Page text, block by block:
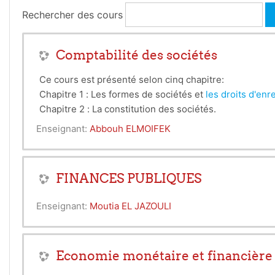
Rechercher des cours
Comptabilité des sociétés
Ce cours est présenté selon cinq chapitre:
Chapitre 1 : Les formes de sociétés et les droits
Chapitre 2 : La constitution des sociétés.
Chapitre 3 : La répartition des bénéfices.
Chapitre 4 : L’évaluation des titres sociaux.
Chapitre 5 : La modification du capital.
Enseignant: Abbouh ELMOIFEK
FINANCES PUBLIQUES
Enseignant: Moutia EL JAZOULI
Economie monétaire et financière